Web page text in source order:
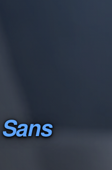
Sans